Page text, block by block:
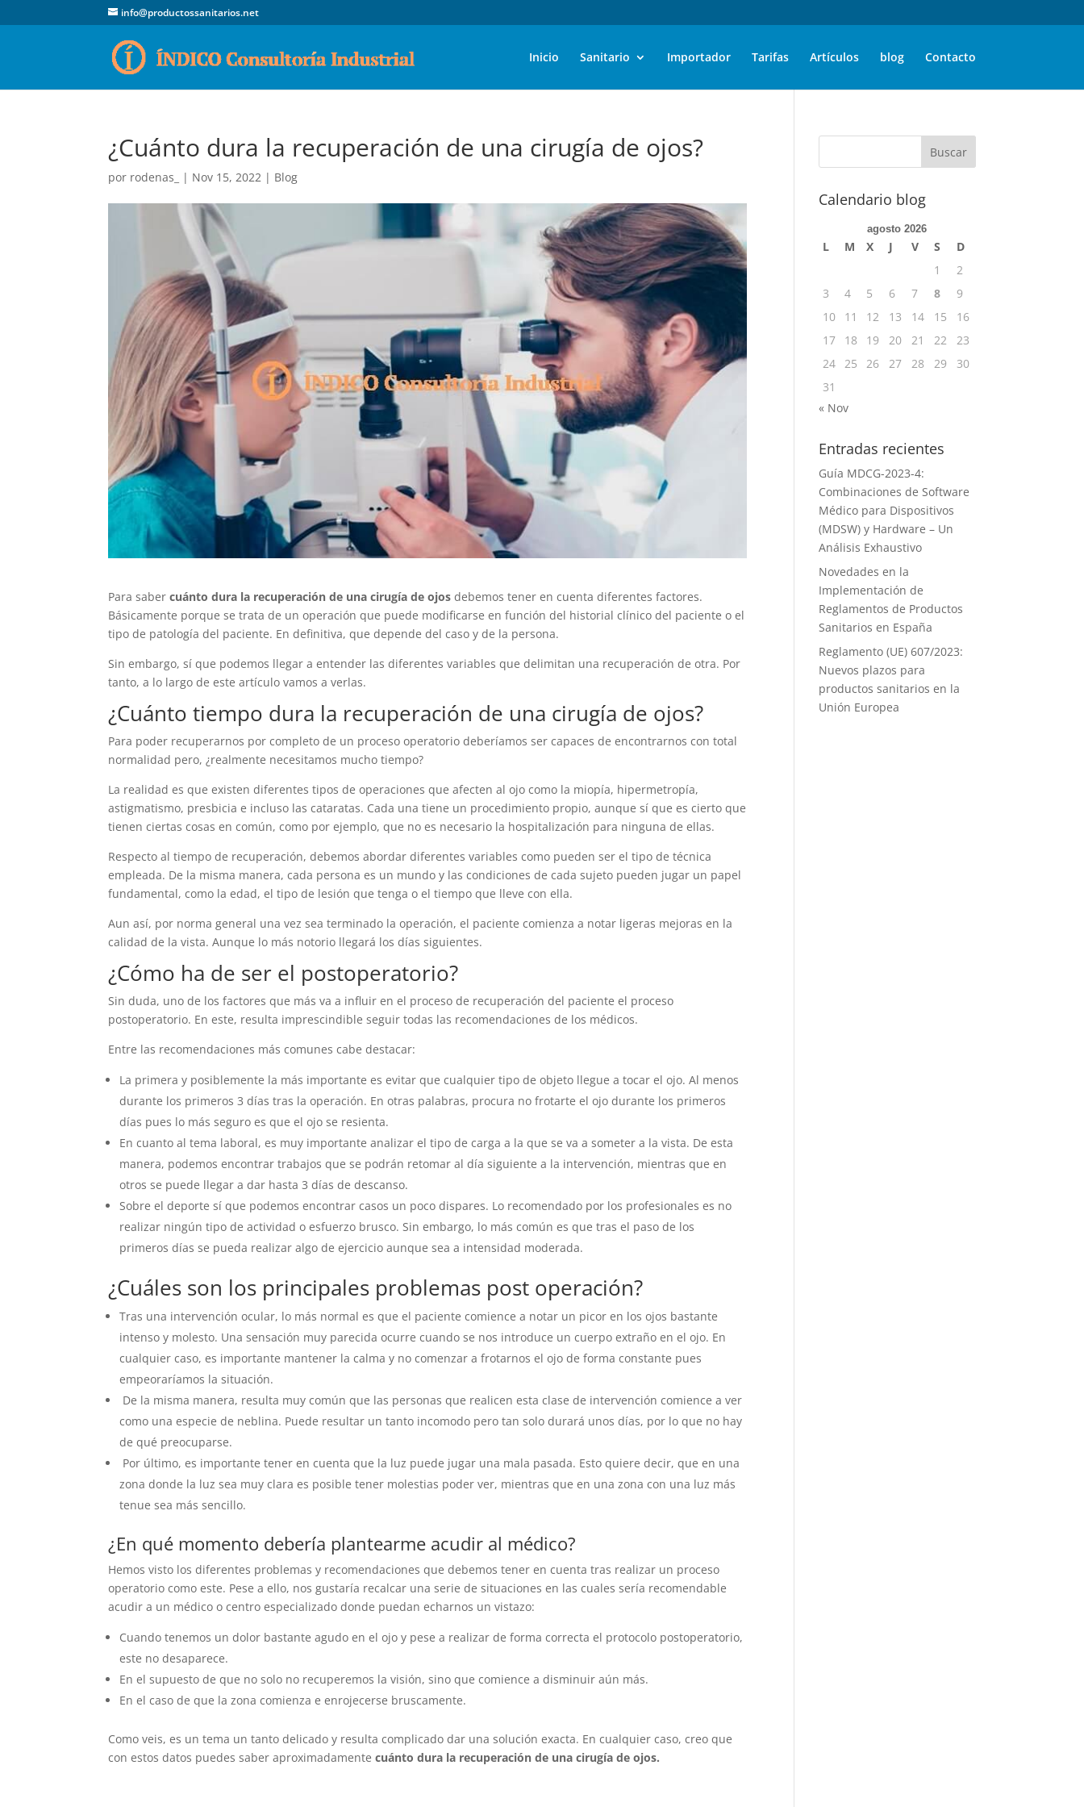
info@productossanitarios.net
Inicio Sanitario Importador Tarifas Artículos blog Contacto
¿Cuánto dura la recuperación de una cirugía de ojos?
por rodenas_ | Nov 15, 2022 | Blog
Para sabercuánto dura la recuperación de una cirugía de ojos debemos tener en cuenta diferentes factores.
Básicamente porque se trata de un operación que puede modificarse en función del historial clínico del paciente o el
tipo de patología del paciente. En definitiva, que depende del caso y de la persona.
Sin embargo, sí que podemos llegar a entender las diferentes variables que delimitan una recuperación de otra. Por
tanto, a lo largo de este artículo vamos a verlas.
¿Cuánto tiempo dura la recuperación de una cirugía de ojos?
Para poder recuperarnos por completo de un proceso operatorio deberíamos ser capaces de encontrarnos con total
normalidad pero, ¿realmente necesitamos mucho tiempo?
La realidad es que existen diferentes tipos de operaciones que afecten al ojo como la miopía, hipermetropía,
astigmatismo, presbicia e incluso las cataratas. Cada una tiene un procedimiento propio, aunque sí que es cierto que
tienen ciertas cosas en común, como por ejemplo, que no es necesario la hospitalización para ninguna de ellas.
Respecto al tiempo de recuperación, debemos abordar diferentes variables como pueden ser el tipo de técnica
empleada. De la misma manera, cada persona es un mundo y las condiciones de cada sujeto pueden jugar un papel
fundamental, como la edad, el tipo de lesión que tenga o el tiempo que lleve con ella.
Aun así, por norma general una vez sea terminado la operación, el paciente comienza a notar ligeras mejoras en la
calidad de la vista. Aunque lo más notorio llegará los días siguientes.
¿Cómo ha de ser el postoperatorio?
Sin duda, uno de los factores que más va a influir en el proceso de recuperación del paciente el proceso
postoperatorio. En este, resulta imprescindible seguir todas las recomendaciones de los médicos.
Entre las recomendaciones más comunes cabe destacar:
La primera y posiblemente la más importante es evitar que cualquier tipo de objeto llegue a tocar el ojo. Al menos
durante los primeros 3 días tras la operación. En otras palabras, procura no frotarte el ojo durante los primeros
días pues lo más seguro es que el ojo se resienta.
En cuanto al tema laboral, es muy importante analizar el tipo de carga a la que se va a someter a la vista. De esta
manera, podemos encontrar trabajos que se podrán retomar al día siguiente a la intervención, mientras que en
otros se puede llegar a dar hasta 3 días de descanso.
Sobre el deporte sí que podemos encontrar casos un poco dispares. Lo recomendado por los profesionales es no
realizar ningún tipo de actividad o esfuerzo brusco. Sin embargo, lo más común es que tras el paso de los
primeros días se pueda realizar algo de ejercicio aunque sea a intensidad moderada.
¿Cuáles son los principales problemas post operación?
Tras una intervención ocular, lo más normal es que el paciente comience a notar un picor en los ojos bastante
intenso y molesto. Una sensación muy parecida ocurre cuando se nos introduce un cuerpo extraño en el ojo. En
cualquier caso, es importante mantener la calma y no comenzar a frotarnos el ojo de forma constante pues
empeoraríamos la situación.
De la misma manera, resulta muy común que las personas que realicen esta clase de intervención comience a ver
como una especie de neblina. Puede resultar un tanto incomodo pero tan solo durará unos días, por lo que no hay
de qué preocuparse.
Por último, es importante tener en cuenta que la luz puede jugar una mala pasada. Esto quiere decir, que en una
zona donde la luz sea muy clara es posible tener molestias poder ver, mientras que en una zona con una luz más
tenue sea más sencillo.
¿En qué momento debería plantearme acudir al médico?
Hemos visto los diferentes problemas y recomendaciones que debemos tener en cuenta tras realizar un proceso
operatorio como este. Pese a ello, nos gustaría recalcar una serie de situaciones en las cuales sería recomendable
acudir a un médico o centro especializado donde puedan echarnos un vistazo:
Cuando tenemos un dolor bastante agudo en el ojo y pese a realizar de forma correcta el protocolo postoperatorio,
este no desaparece.
En el supuesto de que no solo no recuperemos la visión, sino que comience a disminuir aún más.
En el caso de que la zona comienza e enrojecerse bruscamente.
Como veis, es un tema un tanto delicado y resulta complicado dar una solución exacta. En cualquier caso, creo que
con estos datos puedes saber aproximadamentecuánto dura la recuperación de una cirugía de ojos.
Calendario blog
agosto 2026
L M X J V S
D
1
2
3
4 5 6 7 8
9
10
11 12 13 14 15
16
17
18 19 20 21 22
23
24 25 26 27 28 29
30
31
« Nov
Entradas recientes
Guía MDCG-2023-4:
Combinaciones de Software
Médico para Dispositivos
(MDSW) y Hardware – Un
Análisis Exhaustivo
Novedades en la
Implementación de
Reglamentos de Productos
Sanitarios en España
Reglamento (UE) 607/2023:
Nuevos plazos para
productos sanitarios en la
Unión Europea